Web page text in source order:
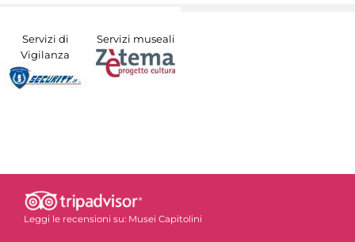
Servizi di
Vigilanza
Servizi museali
Leggi le recensioni su: Musei Capitolini